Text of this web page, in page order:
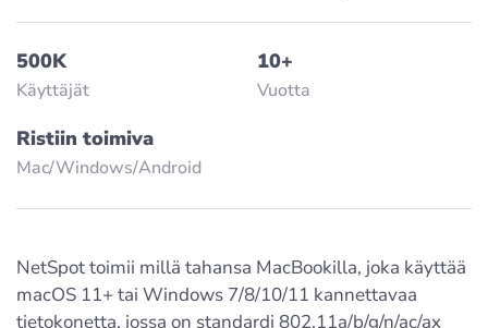
500K
Käyttäjät
10+
Vuotta
Ristiin toimiva
Mac/Windows/Аndroid
NetSpot toimii millä tahansa MacBookilla, joka käyttää
macOS 11+ tai Windows 7/8/10/11 kannettavaa
tietokonetta, jossa on standardi 802.11a/b/g/n/ac/ax